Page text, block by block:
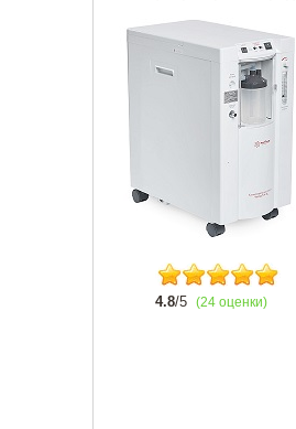
4.8/5 (24 оценки)